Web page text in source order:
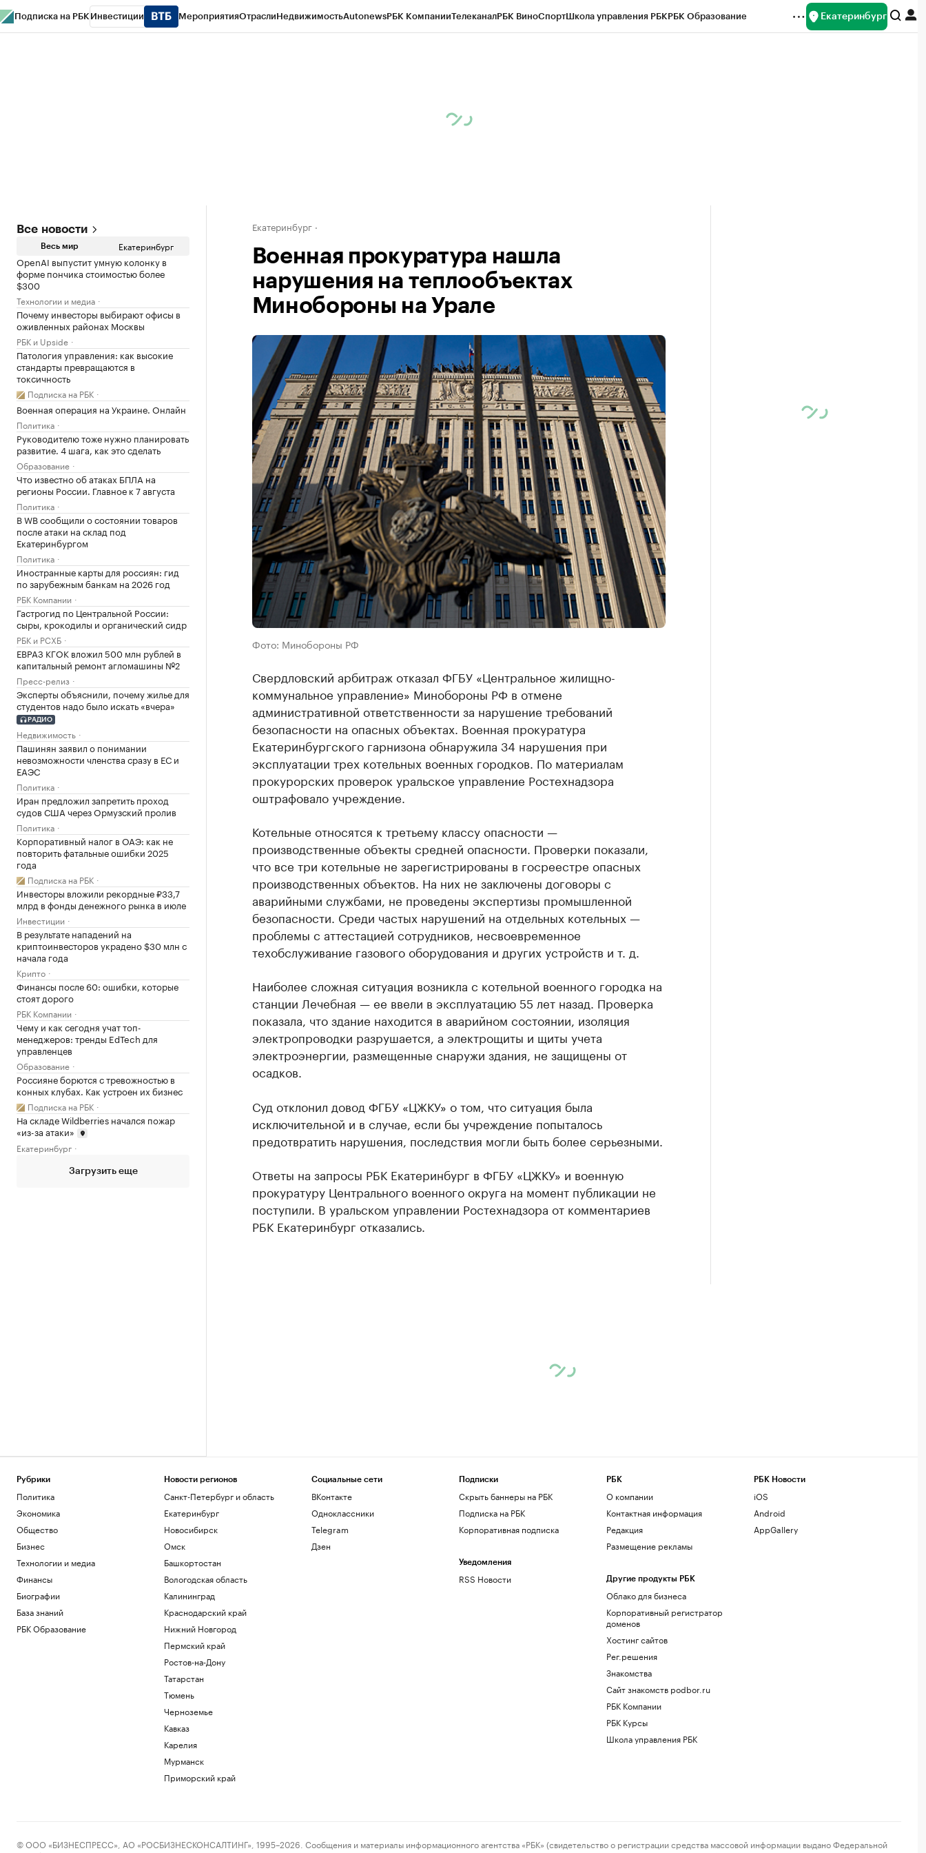
Подписка на РБК Инвестиции МероприятияОтраслиНедвижимостьAutonewsРБК КомпанииТелеканалРБК ВиноСпортШкола управления РБКРБК Образование Екатеринбург
Все новости
Весь мир Екатеринбург
OpenAI выпустит умную колонку в
форме пончика стоимостью более
$300
Технологии и медиа
Почему инвесторы выбирают офисы в
оживленных районах Москвы
РБК и Upside
Патология управления: как высокие
стандарты превращаются в
токсичность
Подписка на РБК
Военная операция на Украине. Онлайн
Политика
Руководителю тоже нужно планировать
развитие. 4 шага, как это сделать
Образование
Что известно об атаках БПЛА на
регионы России. Главное к 7 августа
Политика
В WB сообщили о состоянии товаров
после атаки на склад под
Екатеринбургом
Политика
Иностранные карты для россиян: гид
по зарубежным банкам на 2026 год
РБК Компании
Гастрогид по Центральной России:
сыры, крокодилы и органический сидр
РБК и РСХБ
ЕВРАЗ КГОК вложил 500 млн рублей в
капитальный ремонт агломашины №2
Пресс-релиз
Эксперты объяснили, почему жилье для
студентов надо было искать «вчера»
РАДИО
Недвижимость
Пашинян заявил о понимании
невозможности членства сразу в ЕС и
ЕАЭС
Политика
Иран предложил запретить проход
судов США через Ормузский пролив
Политика
Корпоративный налог в ОАЭ: как не
повторить фатальные ошибки 2025
года
Подписка на РБК
Инвесторы вложили рекордные ₽33,7
млрд в фонды денежного рынка в июле
Инвестиции
В результате нападений на
криптоинвесторов украдено $30 млн с
начала года
Крипто
Финансы после 60: ошибки, которые
стоят дорого
РБК Компании
Чему и как сегодня учат топ-
менеджеров: тренды EdTech для
управленцев
Образование
Россияне борются с тревожностью в
конных клубах. Как устроен их бизнес
Подписка на РБК
На складе Wildberries начался пожар
«из-за атаки»
Екатеринбург
Загрузить еще
Екатеринбург
Военная прокуратура нашла
нарушения на теплообъектах
Минобороны на Урале
Фото: Минобороны РФ
Свердловский арбитраж отказал ФГБУ «Центральное жилищно-
коммунальное управление» Минобороны РФ в отмене
административной ответственности за нарушение требований
безопасности на опасных объектах. Военная прокуратура
Екатеринбургского гарнизона обнаружила 34 нарушения при
эксплуатации трех котельных военных городков. По материалам
прокурорских проверок уральское управление Ростехнадзора
оштрафовало учреждение.
Котельные относятся к третьему классу опасности —
производственные объекты средней опасности. Проверки показали,
что все три котельные не зарегистрированы в госреестре опасных
производственных объектов. На них не заключены договоры с
аварийными службами, не проведены экспертизы промышленной
безопасности. Среди частых нарушений на отдельных котельных —
проблемы с аттестацией сотрудников, несвоевременное
техобслуживание газового оборудования и других устройств и т. д.
Наиболее сложная ситуация возникла с котельной военного городка на
станции Лечебная — ее ввели в эксплуатацию 55 лет назад. Проверка
показала, что здание находится в аварийном состоянии, изоляция
электропроводки разрушается, а электрощиты и щиты учета
электроэнергии, размещенные снаружи здания, не защищены от
осадков.
Суд отклонил довод ФГБУ «ЦЖКУ» о том, что ситуация была
исключительной и в случае, если бы учреждение попыталось
предотвратить нарушения, последствия могли быть более серьезными.
Ответы на запросы РБК Екатеринбург в ФГБУ «ЦЖКУ» и военную
прокуратуру Центрального военного округа на момент публикации не
поступили. В уральском управлении Ростехнадзора от комментариев
РБК Екатеринбург отказались.
Рубрики
Политика
Экономика
Общество
Бизнес
Технологии и медиа
Финансы
Биографии
База знаний
РБК Образование
Новости регионов
Санкт-Петербург и область
Екатеринбург
Новосибирск
Омск
Башкортостан
Вологодская область
Калининград
Краснодарский край
Нижний Новгород
Пермский край
Ростов-на-Дону
Татарстан
Тюмень
Черноземье
Кавказ
Карелия
Мурманск
Приморский край
Социальные сети
ВКонтакте
Одноклассники
Telegram
Дзен
Подписки
Скрыть баннеры на РБК
Подписка на РБК
Корпоративная подписка
Уведомления
RSS Новости
РБК
О компании
Контактная информация
Редакция
Размещение рекламы
Другие продукты РБК
Облако для бизнеса
Корпоративный регистратор
доменов
Хостинг сайтов
Рег.решения
Знакомства
Сайт знакомств podbor.ru
РБК Компании
РБК Курсы
Школа управления РБК
РБК Новости
iOS
Android
AppGallery
© ООО «БИЗНЕСПРЕСС», АО «РОСБИЗНЕСКОНСАЛТИНГ», 1995–2026. Сообщения и материалы информационного агентства «РБК» (свидетельство о регистрации средства массовой информации выдано Федеральной